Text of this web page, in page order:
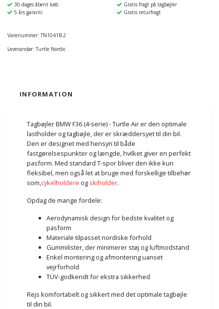
30 dages åbent køb
Gratis fragt på tagbøjler
5 års garanti
Gratis returfragt
Varenummer: TN1041B-2
Leverandør: Turtle Nordic
INFORMATION
Tagbøjler BMW F36 (4-serie) - Turtle Air er den optimale
lastholder og tagbøjle, der er skræddersyet til din bil.
Den er designet med hensyn til både
fastgørelsespunkter og længde, hvilket giver en perfekt
pasform. Med standard T-spor bliver den ikke kun
fleksibel, men også let at bruge med forskellige tilbehør
som,cykelholdere og skiholder.
Opdag de mange fordele:
Aerodynamisk design for bedste kvalitet og
pasform
Materiale tilpasset nordiske forhold
Gummilister, der minimerer støj og luftmodstand
Enkel montering og afmontering uanset
vejrforhold
TÜV-godkendt for ekstra sikkerhed
Rejs komfortabelt og sikkert med det optimale tagbøjle
til din bil.